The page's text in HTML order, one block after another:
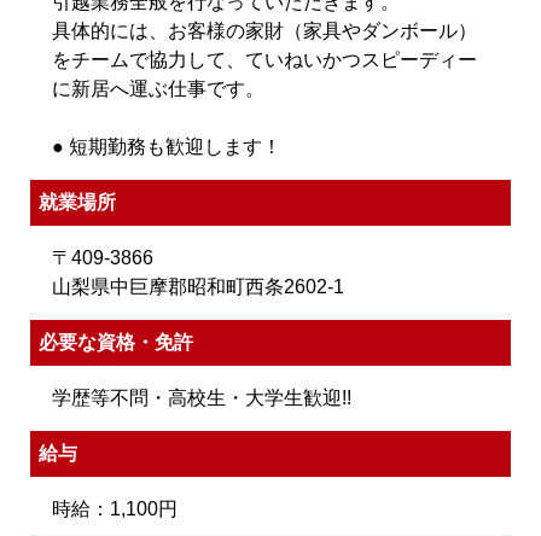
具体的には、お客様の家財（家具やダンボール）
をチームで協力して、ていねいかつスピーディー
に新居へ運ぶ仕事です。
● 短期勤務も歓迎します！
就業場所
〒409-3866
山梨県中巨摩郡昭和町西条2602-1
必要な資格・免許
学歴等不問・高校生・大学生歓迎!!
給与
時給：1,100円